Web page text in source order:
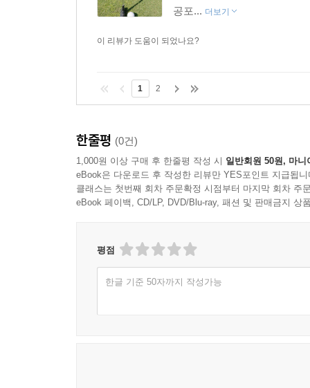
공포... 더보기
이 리뷰가 도움이 되었나요?
1 2
한줄평 (0건)
1,000원 이상 구매 후 한줄평 작성 시 일반회원 50원, 마니
eBook은 다운로드 후 작성한 리뷰만 YES포인트 지급됩니
클래스는 첫번째 회차 주문확정 시점부터 마지막 회차 주
eBook 페이백, CD/LP, DVD/Blu-ray, 패션 및 판매금지 상
평점
한글 기준 50자까지 작성가능